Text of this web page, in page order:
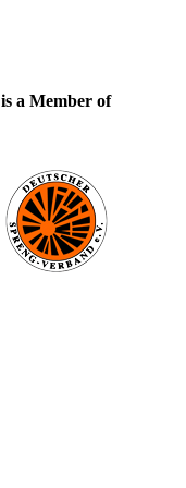
a Member of